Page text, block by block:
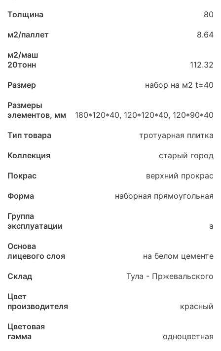
Толщина 80
м2/паллет 8.64
м2/маш
20тонн
112.32
Размер набор на м2 t=40
Размеры
элементов, мм
180*120*40, 120*120*40, 120*90*40
Тип товара тротуарная плитка
Коллекция старый город
Покрас верхний прокрас
Форма наборная прямоугольная
Группа
эксплуатации
а
Основа
лицевого слоя
на белом цементе
Склад Тула - Пржевальского
Цвет
производителя
красный
Цветовая
гамма
одноцветная